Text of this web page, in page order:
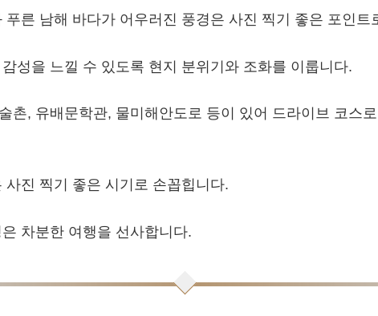
푸른 남해 바다가 어우러진 풍경은 사진 찍기 좋은 포인트
성을 느낄 수 있도록 현지 분위기와 조화를 이룹니다.
촌, 유배문학관, 물미해안도로 등이 있어 드라이브 코스
사진 찍기 좋은 시기로 손꼽힙니다.
차분한 여행을 선사합니다.